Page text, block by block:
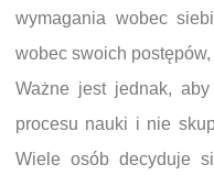
wymagania wobec
wobec swoich
Ważne jest jednak,
procesu nauki i nie
Wiele osób decyduje